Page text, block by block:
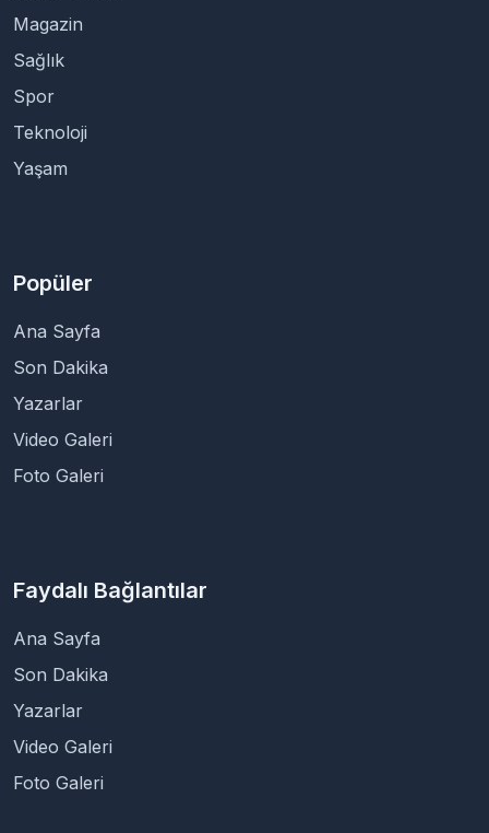
Magazin
Sağlık
Spor
Teknoloji
Yaşam
Popüler
Ana Sayfa
Son Dakika
Yazarlar
Video Galeri
Foto Galeri
Faydalı Bağlantılar
Ana Sayfa
Son Dakika
Yazarlar
Video Galeri
Foto Galeri